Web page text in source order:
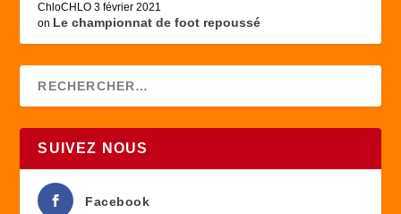
ChloCHLO 3 février 2021
on Le championnat de foot repoussé
SUIVEZ NOUS
Facebook